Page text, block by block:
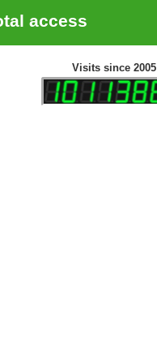
access
Visits since 2005